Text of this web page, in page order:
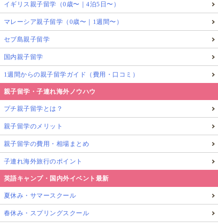
イギリス親子留学（0歳〜｜4泊5日〜）
マレーシア親子留学（0歳〜｜1週間〜）
セブ島親子留学
国内親子留学
1週間からの親子留学ガイド（費用・口コミ）
親子留学・子連れ海外ノウハウ
プチ親子留学とは？
親子留学のメリット
親子留学の費用・相場まとめ
子連れ海外旅行のポイント
英語キャンプ・国内外イベント最新
夏休み・サマースクール
春休み・スプリングスクール